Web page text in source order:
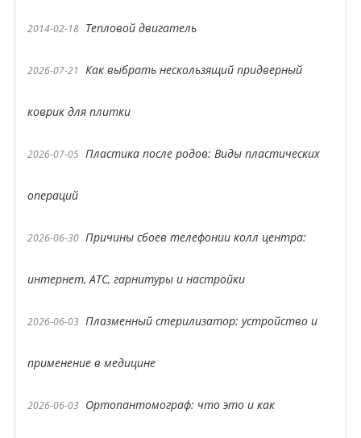
2014-02-18 Тепловой двигатель
2026-07-21 Как выбрать нескользящий придверный
коврик для плитки
2026-07-05 Пластика после родов: Виды пластических
операций
2026-06-30 Причины сбоев телефонии колл центра:
интернет, АТС, гарнитуры и настройки
2026-06-03 Плазменный стерилизатор: устройство и
применение в медицине
2026-06-03 Ортопантомограф: что это и как